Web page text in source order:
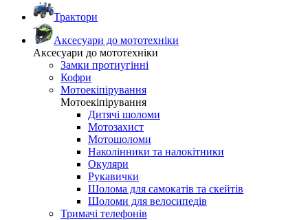
Трактори
Аксесуари до мототехніки
Аксесуари до мототехніки
Замки протиугінні
Кофри
Мотоекіпірування
Мотоекіпірування
Дитячі шоломи
Мотозахист
Мотошоломи
Наколінники та налокітники
Окуляри
Рукавички
Шолома для самокатів та скейтів
Шоломи для велосипедів
Тримачі телефонів